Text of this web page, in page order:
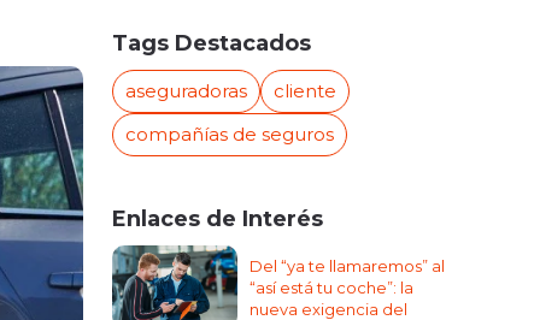
Tags Destacados
aseguradoras
cliente
compañías de seguros
Enlaces de Interés
Del “ya te llamaremos” al
“así está tu coche”: la
nueva exigencia del